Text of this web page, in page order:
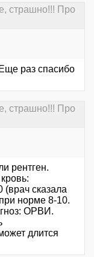
страшно!!! Про
раз спасибо
страшно!!! Про
рентген.
(врач сказала
норме 8-10.
ОРВИ.
длится